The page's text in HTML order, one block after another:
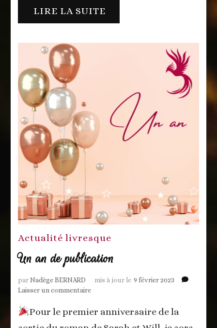
LIRE LA SUITE
Actualité livresque
Un an de publication
parNadège BERNARD mis à jour le 9 février 2023
Laisser un commentairesur
an
Pour le premier anniversaire de la